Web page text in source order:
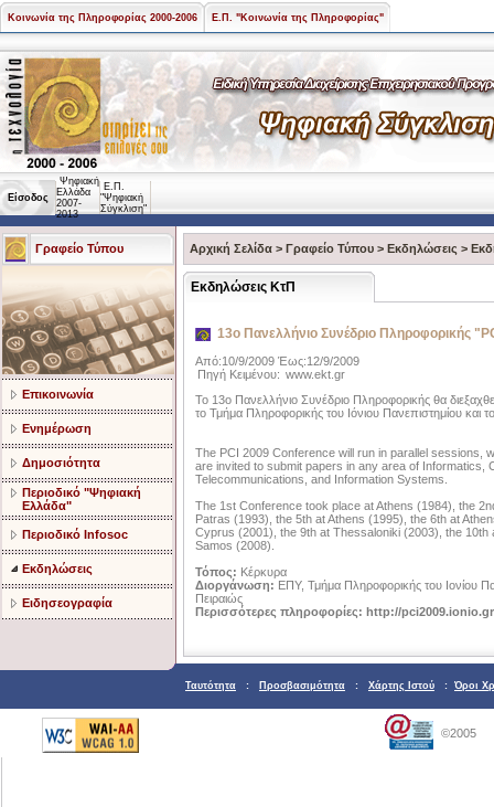
Κοινωνία της Πληροφορίας 2000-2006 Ε.Π. "Κοινωνία της Πληροφορίας"
Είσοδος
Ψηφιακή
Ελλάδα
2007-
2013
Ε.Π.
"Ψηφιακή
Σύγκλιση"
Γραφείο Τύπου
Επικοινωνία
Ενημέρωση
Δημοσιότητα
Περιοδικό "Ψηφιακή
Ελλάδα"
Περιοδικό Infosoc
Εκδηλώσεις
Ειδησεογραφία
Αρχική Σελίδα > Γραφείο Τύπου > Εκδηλώσεις >
Εκδηλώσεις ΚτΠ
13ο Πανελλήνιο Συνέδριο Πληροφορικής
Από:10/9/2009 Έως:12/9/2009
Πηγή Κειμένου: www.ekt.gr
Το 13ο Πανελλήνιο Συνέδριο Πληροφορικής θα
τo Τμήμα Πληρoφορικής του Ιόνιου Πανεπιστημίου και
The PCI 2009 Conference will run in parallel
are invited to submit papers in any area of Informatics,
Telecommunications, and Information Systems.
The 1st Conference took place at Athens (1984), the
Patras (1993), the 5th at Athens (1995), the 6th at
Cyprus (2001), the 9th at Thessaloniki (2003), the
Samos (2008).
Τόπος: Κέρκυρα
Διοργάνωση: ΕΠΥ, Τμήμα Πληροφορικής του Ιονίου
Πειραιώς
Περισσότερες πληροφορίες: http://
Ταυτότητα : Προσβασιμότητα : Χάρτης Ιστού : Όροι
©2005